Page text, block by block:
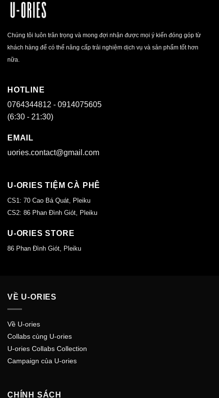
Chúng tôi luôn trân trọng và mong đợi nhận được mọi ý kiến đóng góp từ
khách hàng để có thể nâng cấp trải nghiệm dịch vụ và sản phẩm tốt hơn
nữa.
HOTLINE
0764344812 - 0914075605
(6:30 - 21:30)
EMAIL
uories.contact@gmail.com
U-ORIES TIỆM CÀ PHÊ
CS1: 70 Cao Bá Quát, Pleiku
CS2: 86 Phan Đình Giót, Pleiku
U-ORIES STORE
86 Phan Đình Giót, Pleiku
VỀ U-ORIES
Về U-ories
Collabs cùng U-ories
U-ories Collabs Collection
Campaign của U-ories
CHÍNH SÁCH